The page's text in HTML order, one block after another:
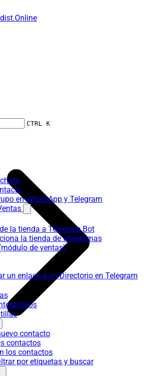
CTRL K
en WhatsApp y Telegram
la tienda a Telegram Bot
la tienda de telegramas
de ventas)
un enlace a un Directorio en Telegram
contacto
contactos
los contactos
por etiquetas y buscar